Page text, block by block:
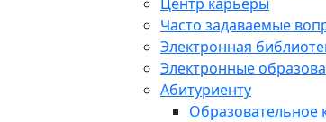
Часто задаваемые
Электронная
Электронные
Абитуриенту
Образовательное